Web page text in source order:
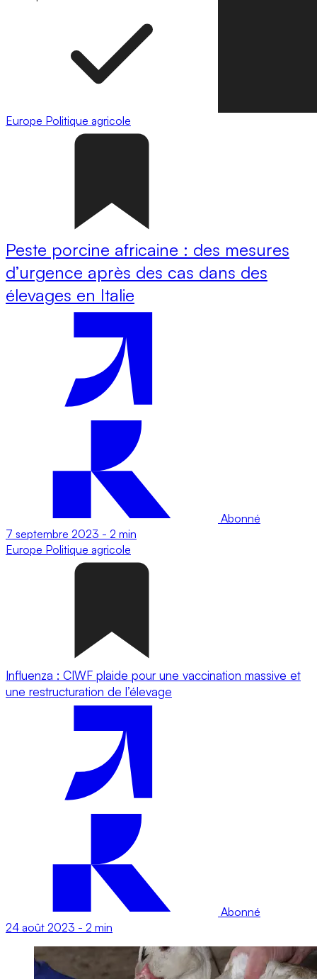
Europe Politique agricole
Peste porcine africaine : des mesures
d’urgence après des cas dans des
élevages en Italie
Abonné
7 septembre 2023 - 2 min
Europe Politique agricole
Influenza : CIWF plaide pour une vaccination massive et
une restructuration de l’élevage
Abonné
24 août 2023 - 2 min